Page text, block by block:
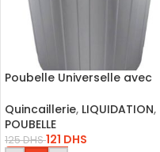
Poubelle Universelle avec
Quincaillerie, LIQUIDATION,
POUBELLE
125DHS121 DHS